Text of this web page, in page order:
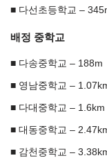
다선초등학교 –
배정 중학교
다송중학교 – 188m
영남중학교 –
다대중학교 – 1.6km
대동중학교 –
감천중학교 –